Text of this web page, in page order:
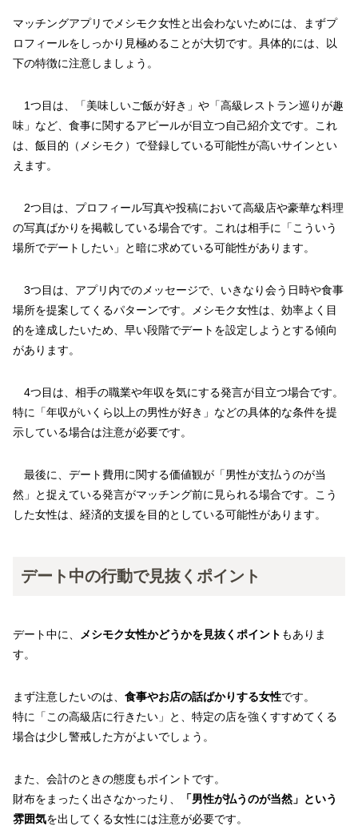
マッチングアプリでメシモク女性と出会わないためには、まずプ
ロフィールをしっかり見極めることが大切です。具体的には、以
下の特徴に注意しましょう。
1つ目は、「美味しいご飯が好き」や「高級レストラン巡りが趣
味」など、食事に関するアピールが目立つ自己紹介文です。これ
は、飯目的（メシモク）で登録している可能性が高いサインとい
えます。
2つ目は、プロフィール写真や投稿において高級店や豪華な料理
の写真ばかりを掲載している場合です。これは相手に「こういう
場所でデートしたい」と暗に求めている可能性があります。
3つ目は、アプリ内でのメッセージで、いきなり会う日時や食事
場所を提案してくるパターンです。メシモク女性は、効率よく目
的を達成したいため、早い段階でデートを設定しようとする傾向
があります。
4つ目は、相手の職業や年収を気にする発言が目立つ場合です。
特に「年収がいくら以上の男性が好き」などの具体的な条件を提
示している場合は注意が必要です。
最後に、デート費用に関する価値観が「男性が支払うのが当
然」と捉えている発言がマッチング前に見られる場合です。こう
した女性は、経済的支援を目的としている可能性があります。
デート中の行動で見抜くポイント
デート中に、 メシモク女性かどうかを見抜くポイント もありま
す。
まず注意したいのは、 食事やお店の話ばかりする女性です。
特に「この高級店に行きたい」と、特定の店を強くすすめてくる
場合は少し警戒した方がよいでしょう。
また、会計のときの態度もポイントです。
財布をまったく出さなかったり、
「男性が払うのが当然」という
雰囲気を出してくる女性には注意が必要です。